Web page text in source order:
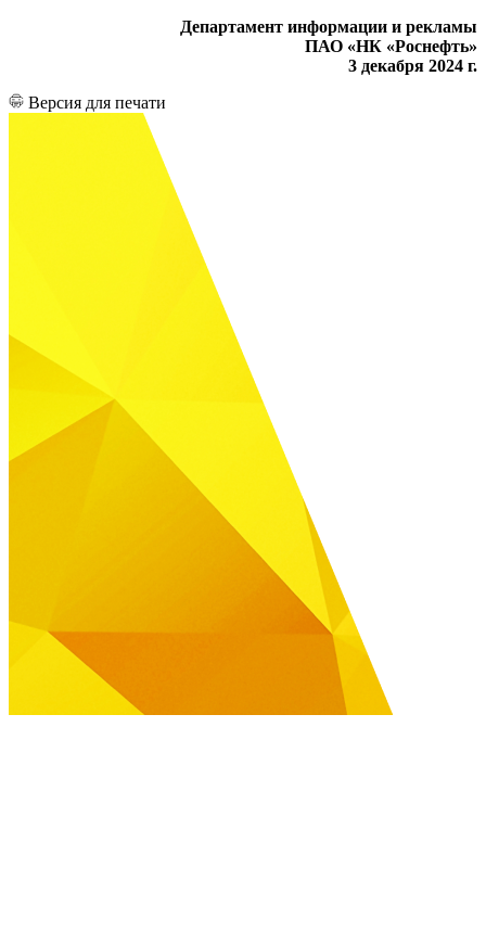
Департамент информации и рекламы
ПАО «НК «Роснефть»
3 декабря 2024 г.
Версия для печати